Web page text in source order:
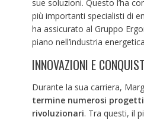
sue soluzioni. Questo l’ha
più importanti specialisti di
ha assicurato al Gruppo
piano nell’industria
INNOVAZIONI E
Durante la sua carriera,
termine numerosi
rivoluzionari. Tra questi, il